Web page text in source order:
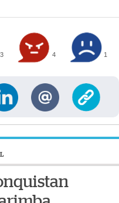
3 4 1